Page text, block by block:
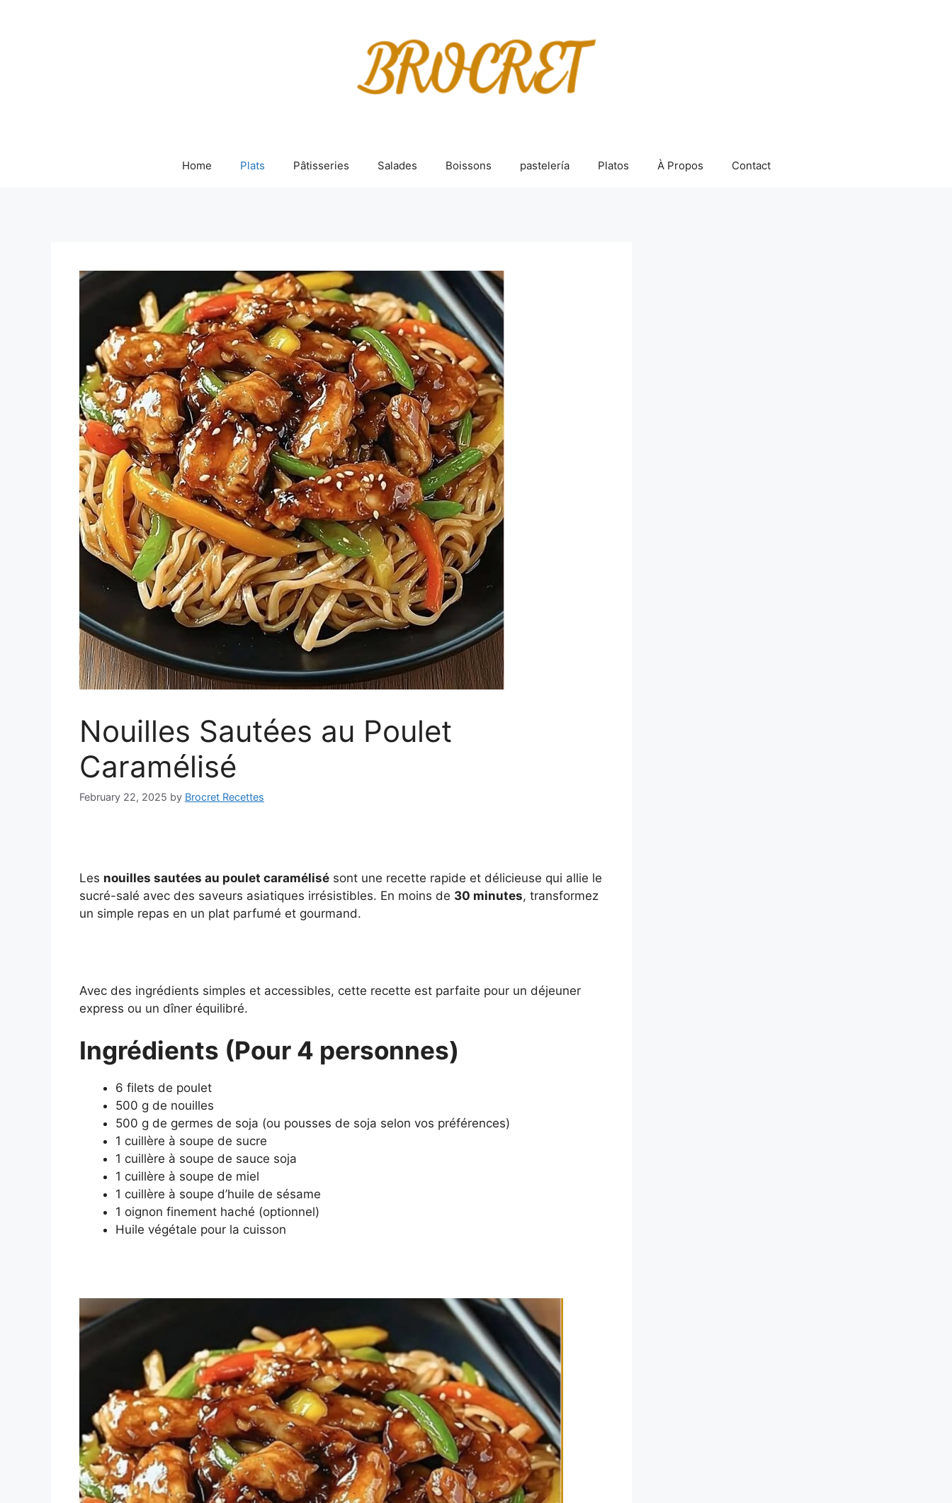
Home Plats Pâtisseries Salades Boissons pastelería Platos À Propos Contact
Nouilles Sautées au Poulet
Caramélisé
February 22, 2025 by Brocret Recettes
Les nouilles sautées au poulet caramélisé sont une recette rapide et délicieuse qui allie le
sucré-salé avec des saveurs asiatiques irrésistibles. En moins de 30 minutes, transformez
un simple repas en un plat parfumé et gourmand.
Avec des ingrédients simples et accessibles, cette recette est parfaite pour un déjeuner
express ou un dîner équilibré.
Ingrédients (Pour 4 personnes)
6 filets de poulet
500 g de nouilles
500 g de germes de soja (ou pousses de soja selon vos préférences)
1 cuillère à soupe de sucre
1 cuillère à soupe de sauce soja
1 cuillère à soupe de miel
1 cuillère à soupe d’huile de sésame
1 oignon finement haché (optionnel)
Huile végétale pour la cuisson